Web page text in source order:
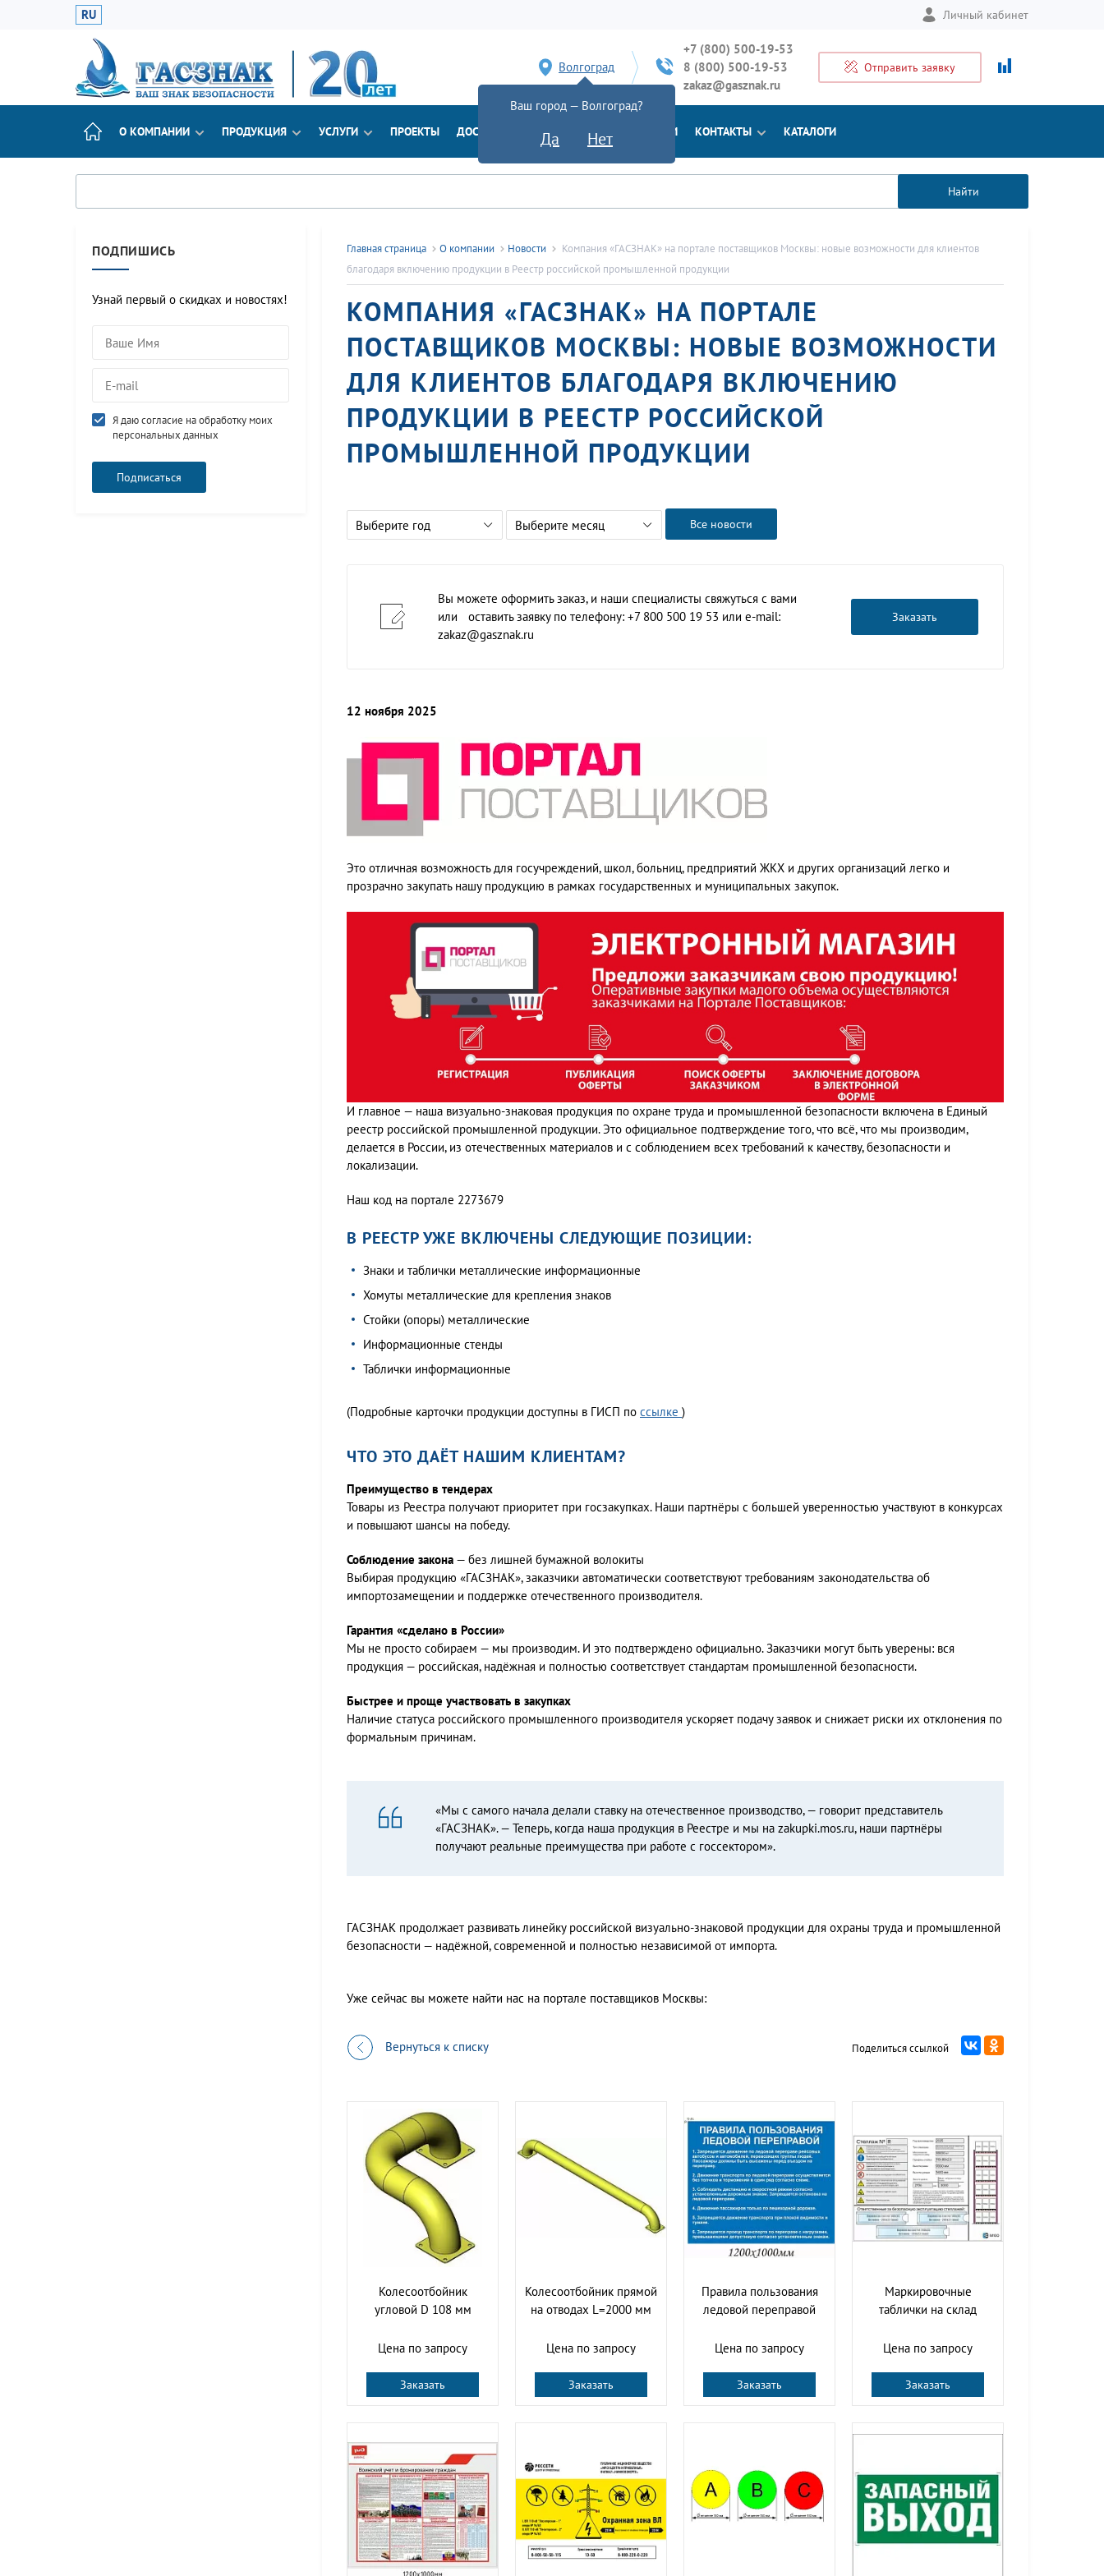
RU Личный кабинет
Волгоград
Ваш город — Волгоград?
Да Нет
+7 (800) 500-19-53
8 (800) 500-19-53
zakaz@gasznak.ru
Отправить заявку
О КОМПАНИИ ПРОДУКЦИЯ УСЛУГИ ПРОЕКТЫ ДОСТАВКА ДОКУМЕНТЫ НОВОСТИ КОНТАКТЫ КАТАЛОГИ
Найти
ПОДПИШИСЬ
Узнай первый о скидках и новостях!
Я даю согласие на обработку моих
персональных данных
Главная страница О компании Новости
Компания «ГАСЗНАК» на портале поставщиков Москвы: новые возможности для клиентов
благодаря включению продукции в Реестр российской промышленной продукции
КОМПАНИЯ «ГАСЗНАК» НА ПОРТАЛЕ
ПОСТАВЩИКОВ МОСКВЫ: НОВЫЕ ВОЗМОЖНОСТИ
ДЛЯ КЛИЕНТОВ БЛАГОДАРЯ ВКЛЮЧЕНИЮ
ПРОДУКЦИИ В РЕЕСТР РОССИЙСКОЙ
ПРОМЫШЛЕННОЙ ПРОДУКЦИИ
Выберите год Выберите месяц Все новости
Вы можете оформить заказ, и наши специалисты свяжуться с вами
или оставить заявку по телефону: +7 800 500 19 53 или e-mail:
zakaz@gasznak.ru
Заказать
12 ноября 2025
Это отличная возможность для госучреждений, школ, больниц, предприятий ЖКХ и других организаций легко и
прозрачно закупать нашу продукцию в рамках государственных и муниципальных закупок.
И главное — наша визуально-знаковая продукция по охране труда и промышленной безопасности включена в Единый
реестр российской промышленной продукции. Это официальное подтверждение того, что всё, что мы производим,
делается в России, из отечественных материалов и с соблюдением всех требований к качеству, безопасности и
локализации.
Наш код на портале 2273679
В РЕЕСТР УЖЕ ВКЛЮЧЕНЫ СЛЕДУЮЩИЕ ПОЗИЦИИ:
Знаки и таблички металлические информационные
Хомуты металлические для крепления знаков
Стойки (опоры) металлические
Информационные стенды
Таблички информационные
(Подробные карточки продукции доступны в ГИСП по ссылке )
ЧТО ЭТО ДАЁТ НАШИМ КЛИЕНТАМ?
Преимущество в тендерах
Товары из Реестра получают приоритет при госзакупках. Наши партнёры с большей уверенностью участвуют в конкурсах
и повышают шансы на победу.
Соблюдение закона — без лишней бумажной волокиты
Выбирая продукцию «ГАСЗНАК», заказчики автоматически соответствуют требованиям законодательства об
импортозамещении и поддержке отечественного производителя.
Гарантия «сделано в России»
Мы не просто собираем — мы производим. И это подтверждено официально. Заказчики могут быть уверены: вся
продукция — российская, надёжная и полностью соответствует стандартам промышленной безопасности.
Быстрее и проще участвовать в закупках
Наличие статуса российского промышленного производителя ускоряет подачу заявок и снижает риски их отклонения по
формальным причинам.
«Мы с самого начала делали ставку на отечественное производство, — говорит представитель
«ГАСЗНАК». — Теперь, когда наша продукция в Реестре и мы на zakupki.mos.ru, наши партнёры
получают реальные преимущества при работе с госсектором».
ГАСЗНАК продолжает развивать линейку российской визуально-знаковой продукции для охраны труда и промышленной
безопасности — надёжной, современной и полностью независимой от импорта.
Уже сейчас вы можете найти нас на портале поставщиков Москвы:
Вернуться к списку Поделиться ссылкой
Колесоотбойник
угловой D 108 мм
Цена по запросу
Заказать
Колесоотбойник прямой
на отводах L=2000 мм
Цена по запросу
Заказать
Правила пользования
ледовой переправой
Цена по запросу
Заказать
Маркировочные
таблички на склад
Цена по запросу
Заказать